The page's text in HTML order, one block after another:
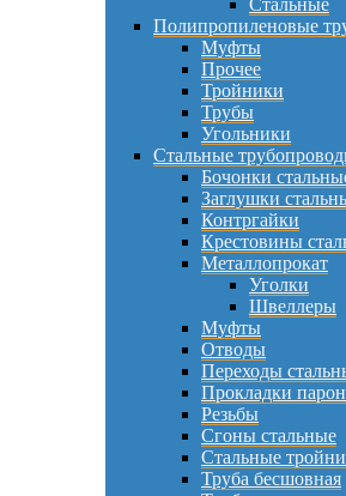
Полипропиленовые
Муфты
Прочее
Тройники
Трубы
Угольники
Стальные
Бочонки
Заглушки
Контргайки
Крестовины
Металлопрокат
Уголки
Швеллеры
Муфты
Отводы
Переходы
Прокладки
Резьбы
Сгоны стальные
Стальные
Труба бесшовная